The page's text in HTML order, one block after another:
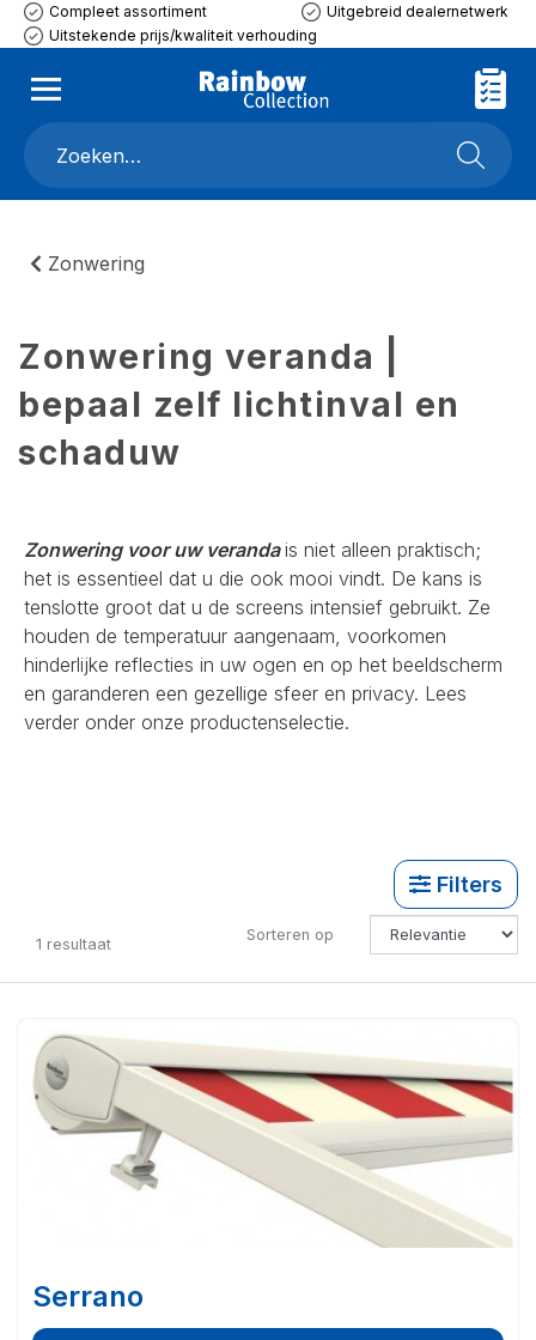
Compleet assortiment
Uitgebreid dealernetwerk
Uitstekende prijs/kwaliteit verhouding
Zonwering
Zonwering veranda |
bepaal zelf lichtinval en
schaduw
Zonwering voor uw verandais niet alleen praktisch;
het is essentieel dat u die ook mooi vindt. De kans is
tenslotte groot dat u de screens intensief gebruikt. Ze
houden de temperatuur aangenaam, voorkomen
hinderlijke reflecties in uw ogen en op het beeldscherm
en garanderen een gezellige sfeer en privacy. Lees
verder onder onze productenselectie.
Filters
1 resultaat Sorteren op
Serrano